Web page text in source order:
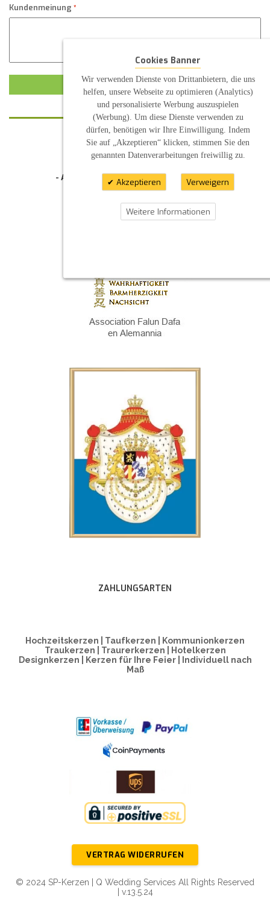
Kundenmeinung
KUNDENMEINUNG ABSCHICKEN
KONTAKT
INFORMATION
- Allgemeine Geschäftsbedingung (AGB)
- Widerrufsbelehrung
- Impressum
- Pflegehinweise
ZAHLUNGSARTEN
Hochzeitskerzen | Taufkerzen | Kommunionkerzen
Traukerzen | Traurerkerzen | Hotelkerzen
Designkerzen | Kerzen für Ihre Feier | Individuell nach
Maß
VERTRAG WIDERRUFEN
© 2024 SP-Kerzen | Q Wedding Services All Rights Reserved
| v.13.5.24
Cookies Banner
Wir verwenden Dienste von Drittanbietern, die uns
helfen, unsere Webseite zu optimieren (Analytics)
und personalisierte Werbung auszuspielen
(Werbung). Um diese Dienste verwenden zu
dürfen, benötigen wir Ihre Einwilligung. Indem
Sie auf „Akzeptieren“ klicken, stimmen Sie den
genannten Datenverarbeitungen freiwillig zu.
Akzeptieren Verweigern
Weitere Informationen